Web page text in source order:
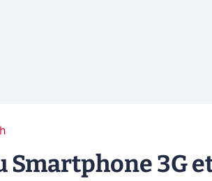
Smartphone 3G